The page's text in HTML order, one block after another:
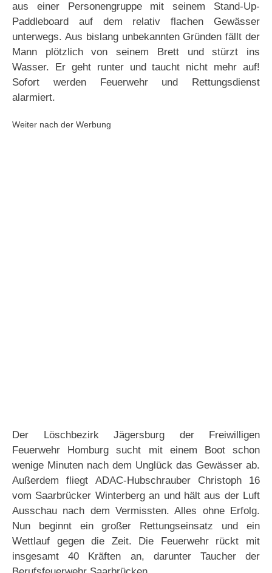
aus einer Personengruppe mit seinem Stand-Up-
Paddleboard auf dem relativ flachen Gewässer
unterwegs. Aus bislang unbekannten Gründen fällt der
Mann plötzlich von seinem Brett und stürzt ins
Wasser. Er geht runter und taucht nicht mehr auf!
Sofort werden Feuerwehr und Rettungsdienst
alarmiert.
Weiter nach der Werbung
Der Löschbezirk Jägersburg der Freiwilligen
Feuerwehr Homburg sucht mit einem Boot schon
wenige Minuten nach dem Unglück das Gewässer ab.
Außerdem fliegt ADAC-Hubschrauber Christoph 16
vom Saarbrücker Winterberg an und hält aus der Luft
Ausschau nach dem Vermissten. Alles ohne Erfolg.
Nun beginnt ein großer Rettungseinsatz und ein
Wettlauf gegen die Zeit. Die Feuerwehr rückt mit
insgesamt 40 Kräften an, darunter Taucher der